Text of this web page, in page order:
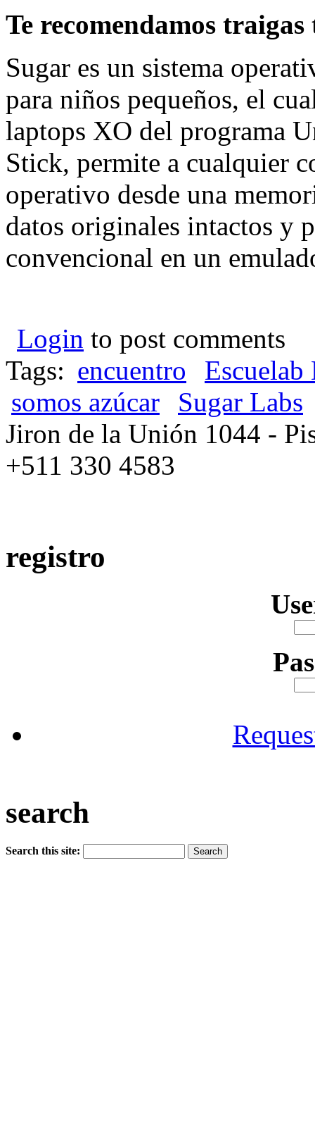
Te recomendamos
Sugar es un sistema
para niños pequeños, el
laptops XO del programa
Stick, permite a cualquier
operativo desde una
datos originales intactos y
convencional en un
Login to post comments
Tags: encuentro
Escuelab
somos azúcar
Sugar Labs
Jiron de la Unión 1044 -
+511 330 4583
registro
search
Search this site: